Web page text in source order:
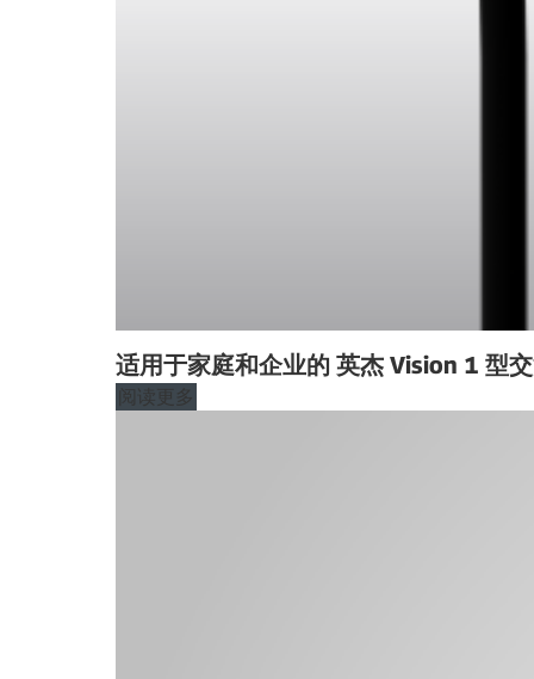
适用于家庭和企业的 英杰 Vision 1 型
阅读更多